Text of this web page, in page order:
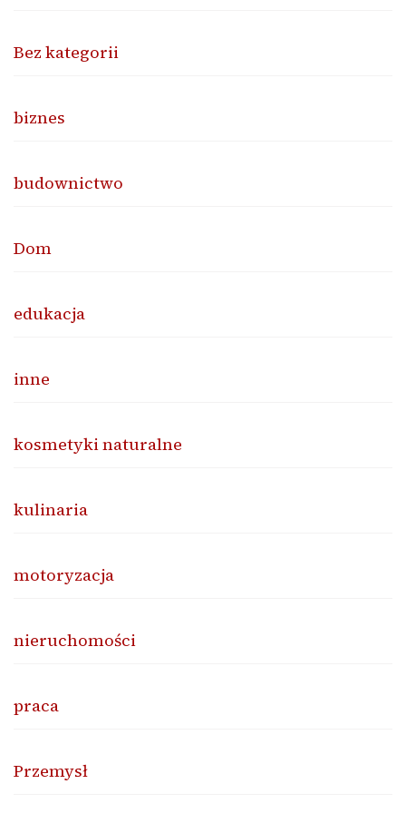
Bez kategorii
biznes
budownictwo
Dom
edukacja
inne
kosmetyki naturalne
kulinaria
motoryzacja
nieruchomości
praca
Przemysł